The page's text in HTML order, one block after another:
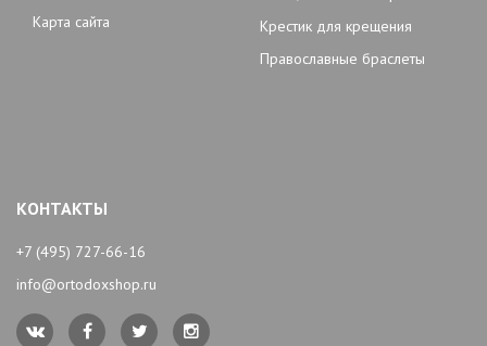
Карта сайта
Крестик для крещения
Православные браслеты
КОНТАКТЫ
+7 (495) 727-66-16
info@ortodoxshop.ru